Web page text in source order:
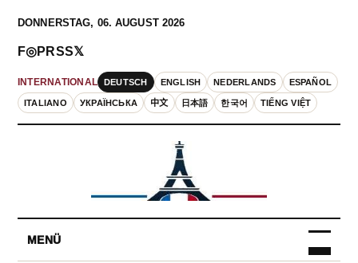
DONNERSTAG, 06. AUGUST 2026
INTERNATIONAL DEUTSCH ENGLISH NEDERLANDS ESPAÑOL
ITALIANO УКРАЇНСЬКА 中文 日本語 한국어 TIẾNG VIỆT
F◎PRSS𝕏
MENÜ